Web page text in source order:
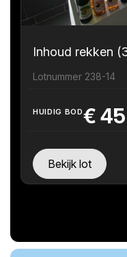
Inhoud rekken
Lotnummer 238-14
HUIDIG BOD€ 45
Bekijk lot